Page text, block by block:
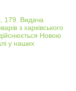
179. Видача
з харківського
Новою
у наших